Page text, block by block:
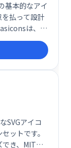
基本的なアイ
払って設計
は、
ークはその
SVGアイコ
ットです。
き、MITラ